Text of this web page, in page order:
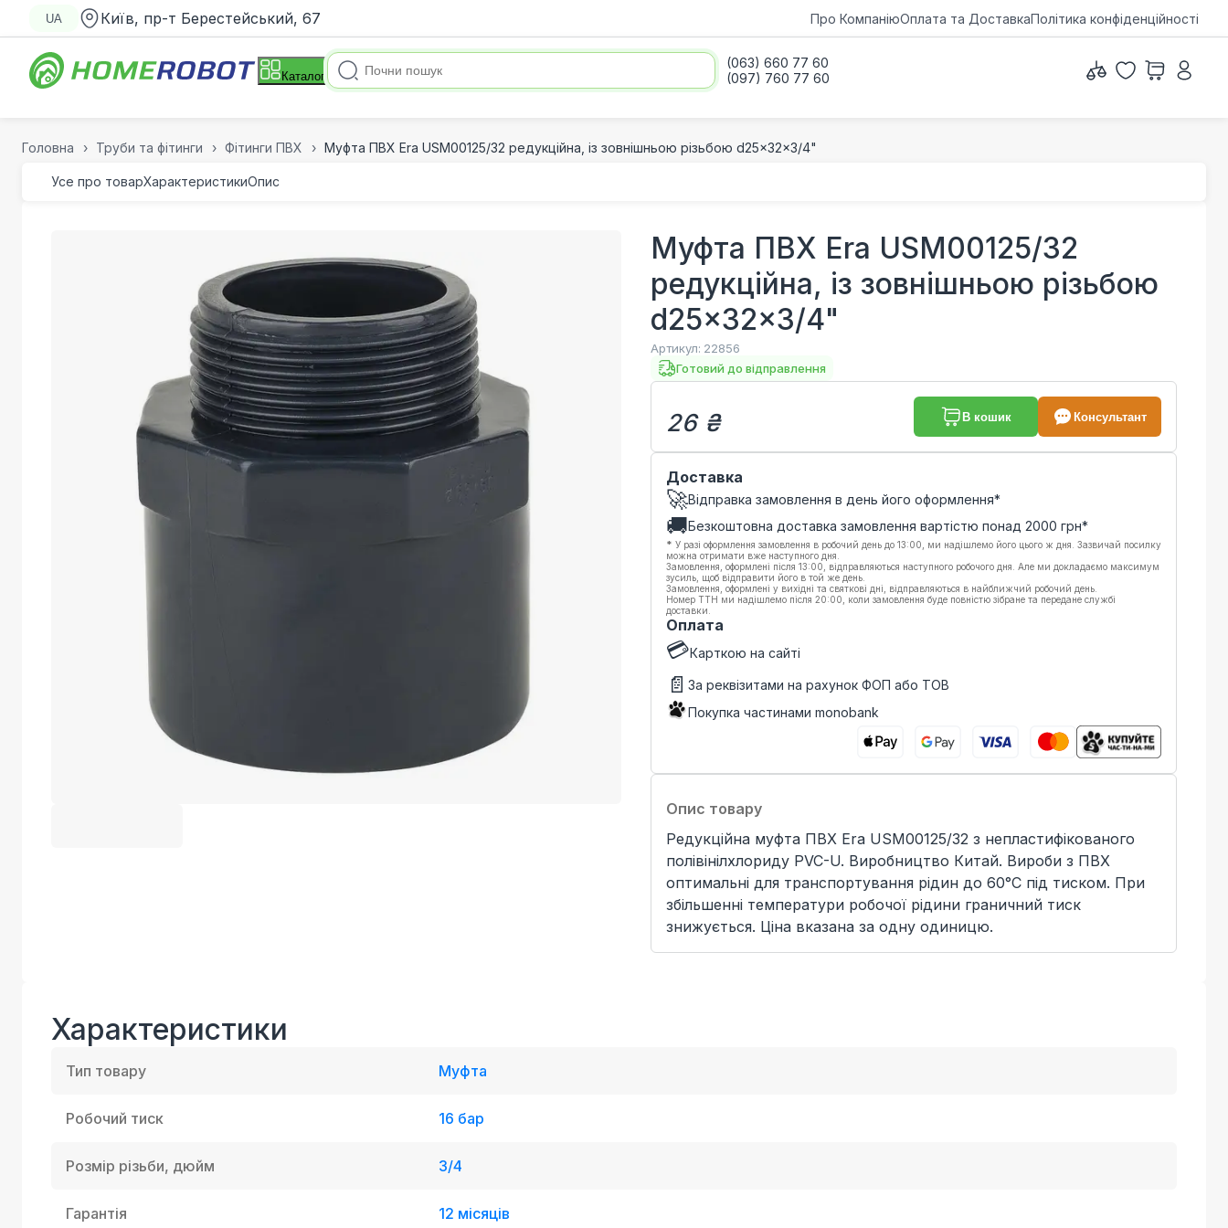
UA Київ, пр-т Берестейський, 67 Про КомпаніюОплата та ДоставкаПолітика конфіденційності
Каталог
(063) 660 77 60
(097) 760 77 60
Головна Труби та фітинги Фітинги ПВХ Муфта ПВХ Era USM00125/32 редукційна, із зовнішньою різьбою d25x32x3/4"
Усе про товарХарактеристикиОпис
Муфта ПВХ Era USM00125/32
редукційна, із зовнішньою різьбою
d25x32x3/4"
Артикул: 22856
Готовий до відправлення
26 ₴ В кошик Консультант
Доставка
🚀Відправка замовлення в день його оформлення*
🚚Безкоштовна доставка замовлення вартістю понад 2000 грн*
* У разі оформлення замовлення в робочий день до 13:00, ми надішлемо його цього ж дня. Зазвичай посилку
можна отримати вже наступного дня.
Замовлення, оформлені після 13:00, відправляються наступного робочого дня. Але ми докладаємо максимум
зусиль, щоб відправити його в той же день.
Замовлення, оформлені у вихідні та святкові дні, відправляються в найближчий робочий день.
Номер ТТН ми надішлемо після 20:00, коли замовлення буде повністю зібране та передане службі
доставки.
Оплата
💳Карткою на сайті
📄 За реквізитами на рахунок ФОП або ТОВ
Покупка частинами monobank
Опис товару
Редукційна муфта ПВХ Era USM00125/32 з непластифікованого
полівінілхлориду PVC-U. Виробництво Китай. Вироби з ПВХ
оптимальні для транспортування рідин до 60°C під тиском. При
збільшенні температури робочої рідини граничний тиск
знижується. Ціна вказана за одну одиницю.
Характеристики
Тип товару Муфта
Робочий тиск 16 бар
Розмір різьби, дюйм 3/4
Гарантія 12 місяців